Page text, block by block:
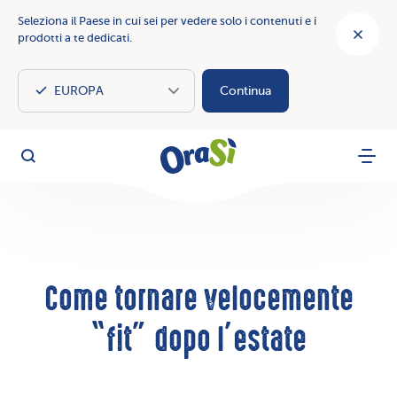
Seleziona il Paese in cui sei per vedere solo i contenuti e i
prodotti a te dedicati.
Continua
OraSì
Cerca Menu
Come tornare velocemente
“fit” dopo l’estate